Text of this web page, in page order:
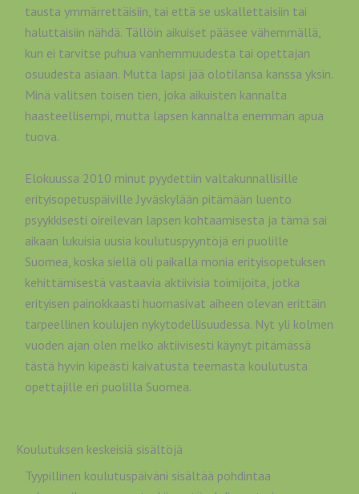
tausta ymmärrettäisiin, tai että se uskallettaisiin tai
haluttaisiin nähdä. Tällöin aikuiset pääsee vähemmällä,
kun ei tarvitse puhua vanhemmuudesta tai opettajan
osuudesta asiaan. Mutta lapsi jää olotilansa kanssa yksin.
Minä valitsen toisen tien, joka aikuisten kannalta
haasteellisempi, mutta lapsen kannalta enemmän apua
tuova.
Elokuussa 2010 minut pyydettiin valtakunnallisille
erityisopetuspäiville Jyväskylään pitämään luento
psyykkisesti oireilevan lapsen kohtaamisesta ja tämä sai
aikaan lukuisia uusia koulutuspyyntöjä eri puolille
Suomea, koska siellä oli paikalla monia erityisopetuksen
kehittämisestä vastaavia aktiivisia toimijoita, jotka
erityisen painokkaasti huomasivat aiheen olevan erittäin
tarpeellinen koulujen nykytodellisuudessa. Nyt yli kolmen
vuoden ajan olen melko aktiivisesti käynyt pitämässä
tästä hyvin kipeästi kaivatusta teemasta koulutusta
opettajille eri puolilla Suomea.
Koulutuksen keskeisiä sisältöjä
Tyypillinen koulutuspäiväni sisältää pohdintaa